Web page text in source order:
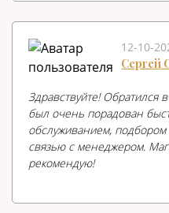
12-10-
Сергей
Здравствуйте! Обратился
был очень порадован
обслуживанием, подбором
связью с менеджером.
рекомендую!